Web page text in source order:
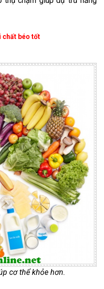
chất béo tốt
cơ thể khỏe hơn.